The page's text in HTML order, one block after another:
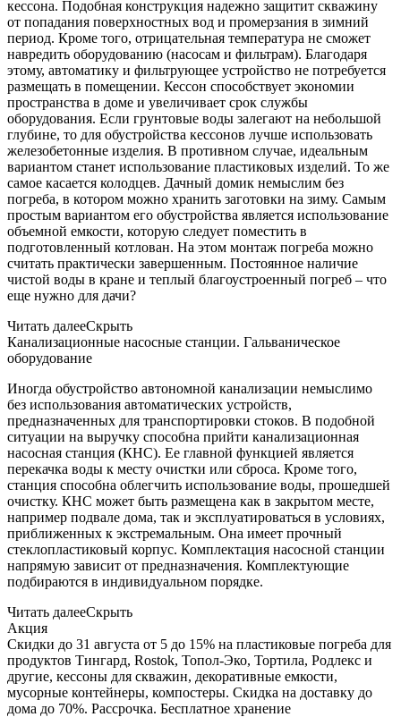
кессона. Подобная конструкция надежно защитит скважину
от попадания поверхностных вод и промерзания в зимний
период. Кроме того, отрицательная температура не сможет
навредить оборудованию (насосам и фильтрам). Благодаря
этому, автоматику и фильтрующее устройство не потребуется
размещать в помещении. Кессон способствует экономии
пространства в доме и увеличивает срок службы
оборудования. Если грунтовые воды залегают на небольшой
глубине, то для обустройства кессонов лучше использовать
железобетонные изделия. В противном случае, идеальным
вариантом станет использование пластиковых изделий. То же
самое касается колодцев. Дачный домик немыслим без
погреба, в котором можно хранить заготовки на зиму. Самым
простым вариантом его обустройства является использование
объемной емкости, которую следует поместить в
подготовленный котлован. На этом монтаж погреба можно
считать практически завершенным. Постоянное наличие
чистой воды в кране и теплый благоустроенный погреб – что
еще нужно для дачи?
Читать далееСкрыть
Канализационные насосные станции. Гальваническое
оборудование
Иногда обустройство автономной канализации немыслимо
без использования автоматических устройств,
предназначенных для транспортировки стоков. В подобной
ситуации на выручку способна прийти канализационная
насосная станция (КНС). Ее главной функцией является
перекачка воды к месту очистки или сброса. Кроме того,
станция способна облегчить использование воды, прошедшей
очистку. КНС может быть размещена как в закрытом месте,
например подвале дома, так и эксплуатироваться в условиях,
приближенных к экстремальным. Она имеет прочный
стеклопластиковый корпус. Комплектация насосной станции
напрямую зависит от предназначения. Комплектующие
подбираются в индивидуальном порядке.
Читать далееСкрыть
Акция
Скидки до 31 августа от 5 до 15% на пластиковые погреба для
продуктов Тингард, Rostok, Топол-Эко, Тортила, Родлекс и
другие, кессоны для скважин, декоративные емкости,
мусорные контейнеры, компостеры. Скидка на доставку до
дома до 70%. Рассрочка. Бесплатное хранение